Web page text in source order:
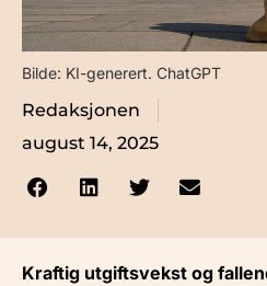
Bilde: KI-generert. ChatGPT
Redaksjonen
august 14, 2025
Kraftig utgiftsvekst og